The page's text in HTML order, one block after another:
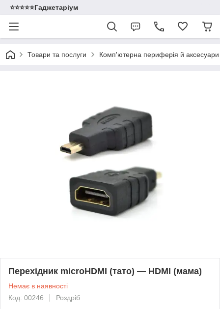
⭐️⭐️⭐️⭐️⭐️Гаджетаріум
Товари та послуги Комп'ютерна периферія й аксесуари
Перехідник microHDMI (тато) — HDMI (мама)
Немає в наявності
Код: 00246
Роздріб